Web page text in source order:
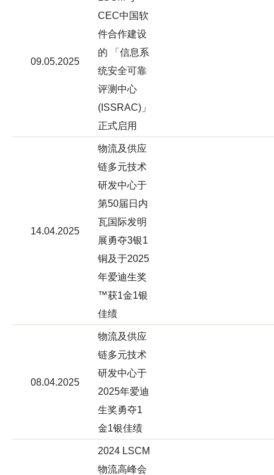
09.05.2025
CEC中国软
件合作建设
的 「信息系
统安全可靠
评测中心
(ISSRAC)」
正式启用
14.04.2025
物流及供应
链多元技术
研发中心于
第50届日内
瓦国际发明
展勇夺3银1
铜及于2025
年爱迪生奖
™获1金1银
佳绩
08.04.2025
物流及供应
链多元技术
研发中心于
2025年爱迪
生奖勇夺1
金1银佳绩
2024 LSCM
物流高峰会